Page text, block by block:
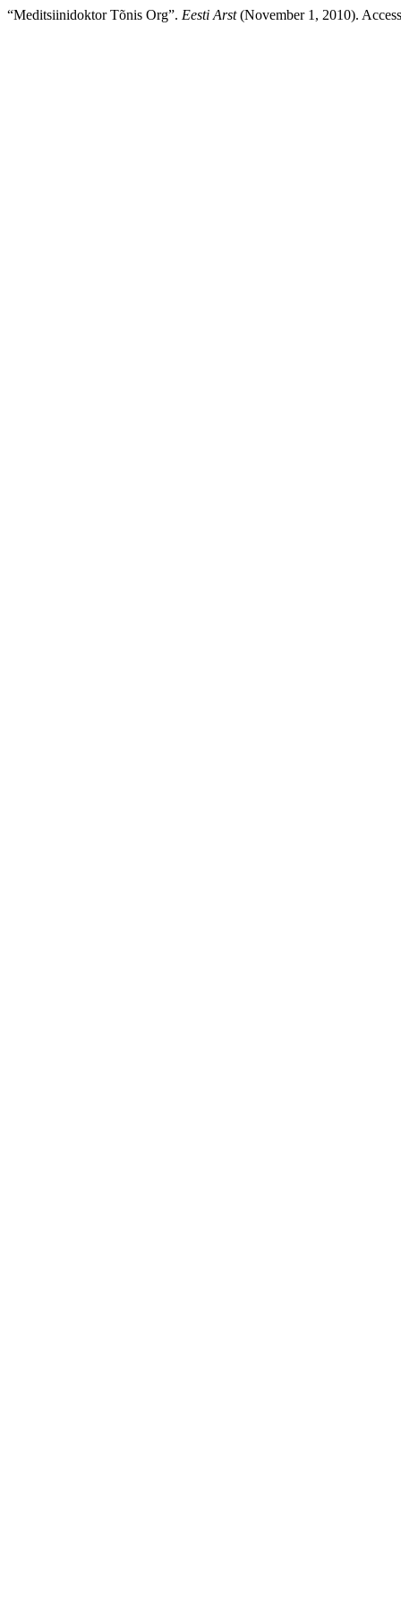
“Meditsiinidoktor Tõnis Org”. Eesti Arst(November 1, 2010).